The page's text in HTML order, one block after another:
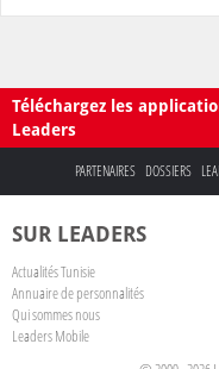
Téléchargez les
Leaders
PARTENAIRES DOSSIERS
SUR LEADERS
Actualités Tunisie
Annuaire de personnalités
Qui sommes nous
Leaders Mobile